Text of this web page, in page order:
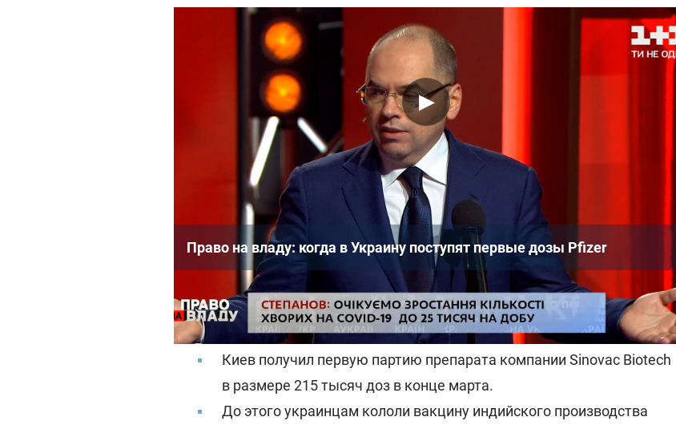
Право на владу: когда в Украину поступят первые дозы Pfizer
Вакцинация от коронавируса в Украине – о чем ранее
сообщалось:
Киев получил первую партию препарата компании Sinovac Biotech
в размере 215 тысяч доз в конце марта.
До этого украинцам кололи вакцину индийского производства